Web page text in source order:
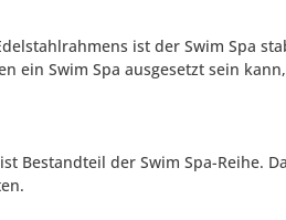
ist der Swim Spa
ein Swim Spa ausgesetzt sein
Bestandteil der Swim Spa-Reihe.